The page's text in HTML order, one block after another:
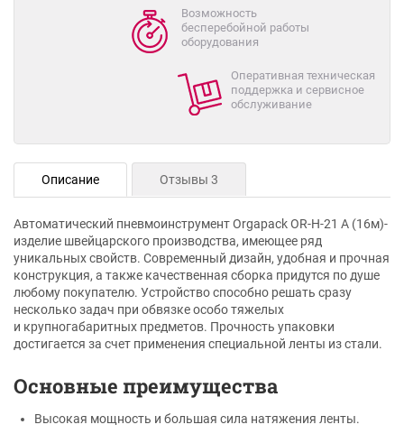
Возможность
бесперебойной работы
оборудования
Оперативная техническая
поддержка и сервисное
обслуживание
Описание Отзывы 3
Автоматический пневмоинструмент Orgapack OR-H-21 А (16м)-
изделие швейцарского производства, имеющее ряд
уникальных свойств. Современный дизайн, удобная и прочная
конструкция, а также качественная сборка придутся по душе
любому покупателю. Устройство способно решать сразу
несколько задач при обвязке особо тяжелых
и крупногабаритных предметов. Прочность упаковки
достигается за счет применения специальной ленты из стали.
Основные преимущества
Высокая мощность и большая сила натяжения ленты.